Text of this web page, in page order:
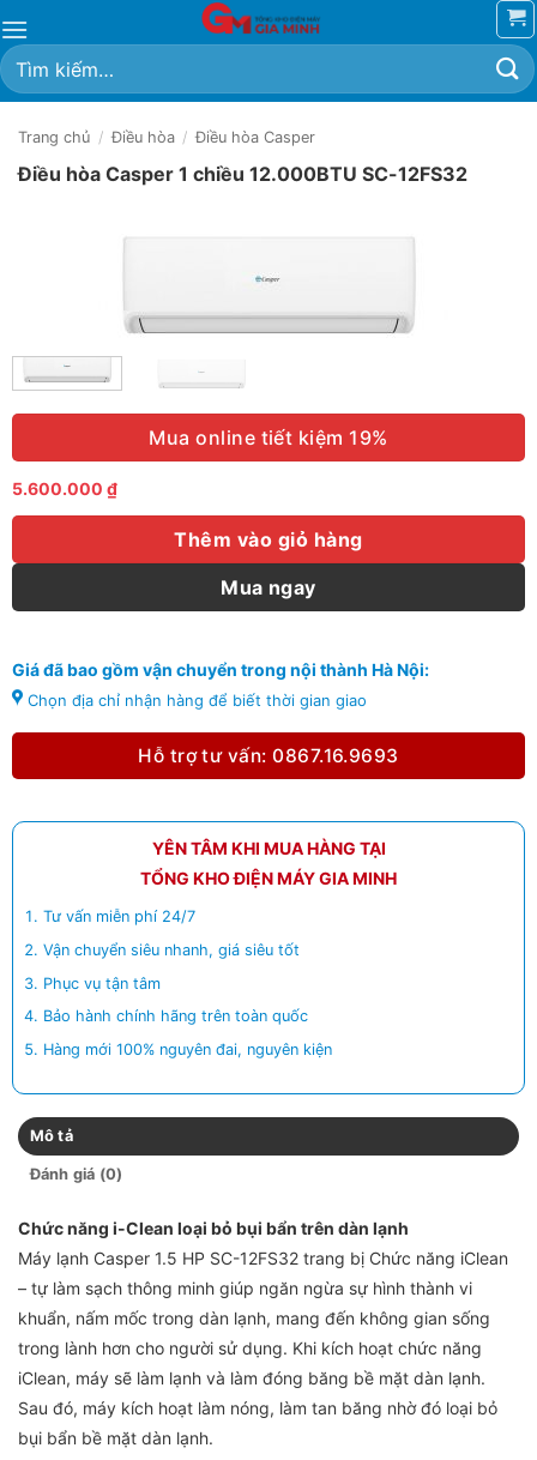
qua
nội
dung
Tìm
kiếm:
Trang chủ / Điều hòa / Điều hòa Casper
Điều hòa Casper 1 chiều 12.000BTU SC-12FS32
Mua online tiết kiệm 19%
5.600.000 ₫
Thêm vào giỏ hàng
Mua ngay
Giá đã bao gồm vận chuyển trong nội thành Hà Nội:
Chọn địa chỉ nhận hàng để biết thời gian giao
Hỗ trợ tư vấn: 0867.16.9693
YÊN TÂM KHI MUA HÀNG TẠI
TỔNG KHO ĐIỆN MÁY GIA MINH
Tư vấn miễn phí 24/7
Vận chuyển siêu nhanh, giá siêu tốt
Phục vụ tận tâm
Bảo hành chính hãng trên toàn quốc
Hàng mới 100% nguyên đai, nguyên kiện
Mô tả
Đánh giá (0)
Chức năng i-Clean loại bỏ bụi bẩn trên dàn lạnh
Máy lạnh Casper 1.5 HP SC-12FS32 trang bị Chức năng iClean
– tự làm sạch thông minh giúp ngăn ngừa sự hình thành vi
khuẩn, nấm mốc trong dàn lạnh, mang đến không gian sống
trong lành hơn cho người sử dụng. Khi kích hoạt chức năng
iClean, máy sẽ làm lạnh và làm đóng băng bề mặt dàn lạnh.
Sau đó, máy kích hoạt làm nóng, làm tan băng nhờ đó loại bỏ
bụi bẩn bề mặt dàn lạnh.